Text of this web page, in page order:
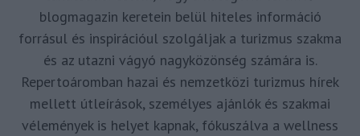
blogmagazin keretein belül hiteles információ
forrásul és inspirációul szolgáljak a turizmus szakma
és az utazni vágyó nagyközönség számára is.
Repertoáromban hazai és nemzetközi turizmus hírek
mellett útleírások, személyes ajánlók és szakmai
vélemények is helyet kapnak, fókuszálva a wellness